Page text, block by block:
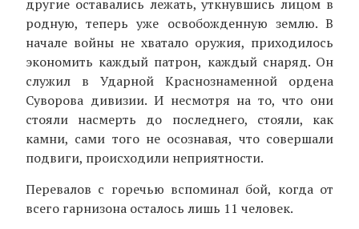
другие оставались лежать, уткнувшись лицом в
родную, теперь уже освобожденную землю. В
начале войны не хватало оружия, приходилось
экономить каждый патрон, каждый снаряд. Он
служил в Ударной Краснознаменной ордена
Суворова дивизии. И несмотря на то, что они
стояли насмерть до последнего, стояли, как
камни, сами того не осознавая, что совершали
подвиги, происходили неприятности.
Перевалов с горечью вспоминал бой, когда от
всего гарнизона осталось лишь 11 человек.